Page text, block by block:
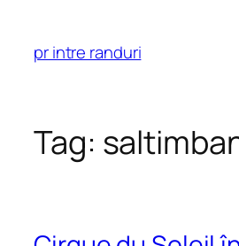
content
pr intre randuri
Tag: